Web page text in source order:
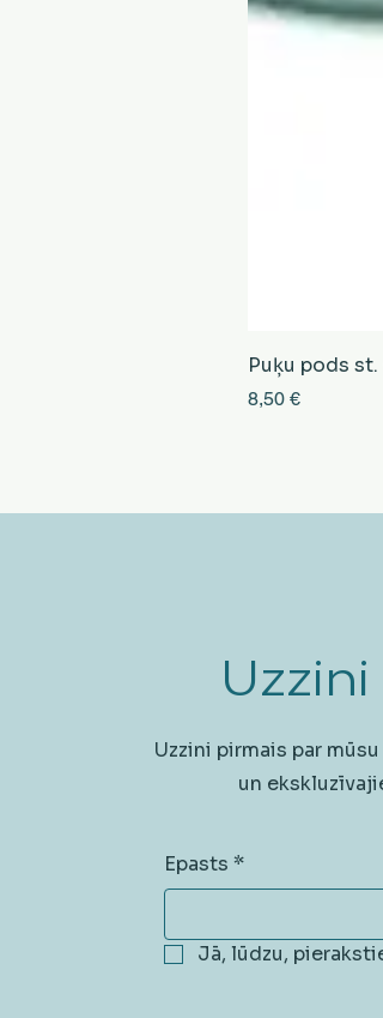
Puķu pods
Cena
8,50 €
Uzzini pirmais par
un
Epasts *
Jā, lūdzu,